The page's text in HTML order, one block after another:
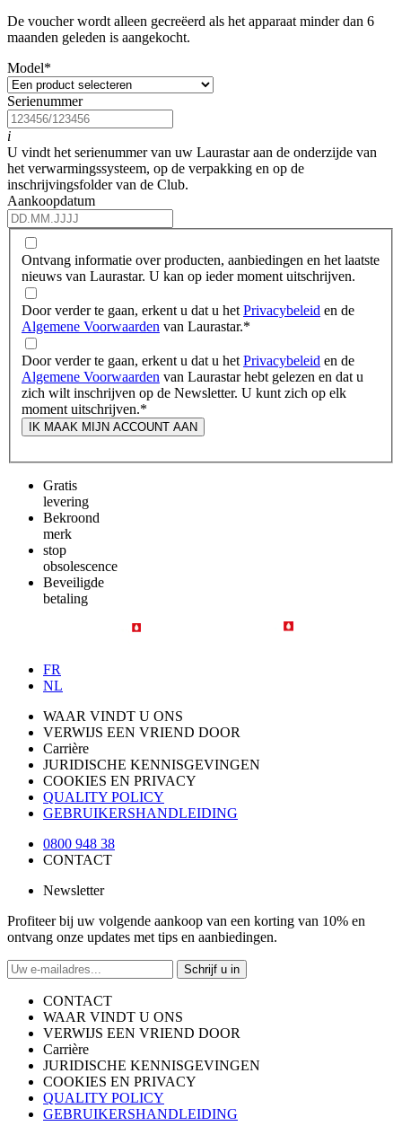
De voucher wordt alleen gecreëerd als het apparaat minder dan 6
maanden geleden is aangekocht.
Model*
Serienummer
i
U vindt het serienummer van uw Laurastar aan de onderzijde van
het verwarmingssysteem, op de verpakking en op de
inschrijvingsfolder van de Club.
Aankoopdatum
Ontvang informatie over producten, aanbiedingen en het laatste
nieuws van Laurastar. U kan op ieder moment uitschrijven.
Door verder te gaan, erkent u dat u het Privacybeleid en de
Algemene Voorwaarden van Laurastar.*
Door verder te gaan, erkent u dat u het Privacybeleid en de
Algemene Voorwaarden van Laurastar hebt gelezen en dat u
zich wilt inschrijven op de Newsletter. U kunt zich op elk
moment uitschrijven.*
IK MAAK MIJN ACCOUNT AAN
Gratis
levering
Bekroond
merk
stop
obsolescence
Beveiligde
betaling
FR
NL
WAAR VINDT U ONS
VERWIJS EEN VRIEND DOOR
Carrière
JURIDISCHE KENNISGEVINGEN
COOKIES EN PRIVACY
QUALITY POLICY
GEBRUIKERSHANDLEIDING
0800 948 38
CONTACT
Newsletter
Profiteer bij uw volgende aankoop van een korting van 10% en
ontvang onze updates met tips en aanbiedingen.
Schrijf u in
CONTACT
WAAR VINDT U ONS
VERWIJS EEN VRIEND DOOR
Carrière
JURIDISCHE KENNISGEVINGEN
COOKIES EN PRIVACY
QUALITY POLICY
GEBRUIKERSHANDLEIDING